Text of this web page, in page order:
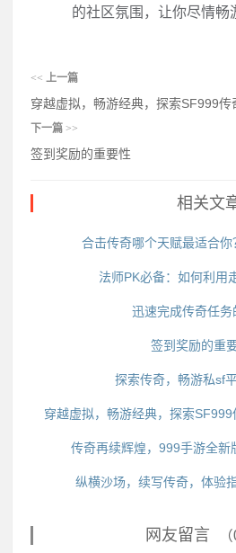
的社区氛围，让你尽情畅
<< 上一篇
穿越虚拟，畅游经典，探索SF999
下一篇 >>
签到奖励的重要性
相关文
合击传奇哪个天赋最适合
法师PK必备：如何利用
迅速完成传奇任务
签到奖励的重
探索传奇，畅游私sf
穿越虚拟，畅游经典，探索
传奇再续辉煌，999手游全新
纵横沙场，续写传奇，体验
网友留言